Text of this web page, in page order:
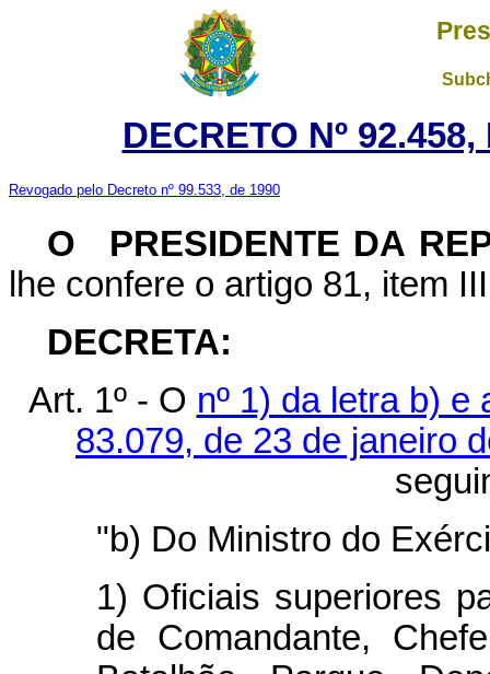
DECRETO Nº
Revogado pelo Decreto nº 99.533, de 1990
O
PRESIDENTE DA
lhe confere o artigo 81, item
DECRETA:
Art. 1º - O nº 1) da letra b) e
83.079, de 23 de janeiro
"b) Do Ministro do
1) Oficiais superiores
de Comandante,